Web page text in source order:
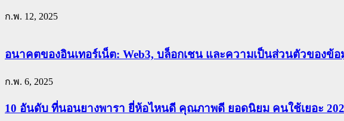
ก.พ. 12, 2025
อนาคตของอินเทอร์เน็ต: Web3, บล็อกเชน และความเป็นส่วนตัวของข้อ
ก.พ. 6, 2025
10 อันดับ ที่นอนยางพารา ยี่ห้อไหนดี คุณภาพดี ยอดนิยม คนใช้เยอะ